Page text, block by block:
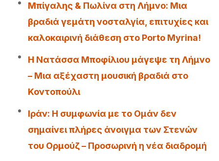
Μπίγαλης & Πωλίνα στη Λήμνο: Μια
βραδιά γεμάτη νοσταλγία, επιτυχίες και
καλοκαιρινή διάθεση στο Porto Myrina!
Η Νατάσσα Μποφίλιου μάγεψε τη Λήμνο
– Μια αξέχαστη μουσική βραδιά στο
Κοντοπούλι
Iράν: Η συμφωνία με το Ομάν δεν
σημαίνει πλήρες άνοιγμα των Στενών
του Ορμούζ – Προσωρινή η νέα διαδρομή